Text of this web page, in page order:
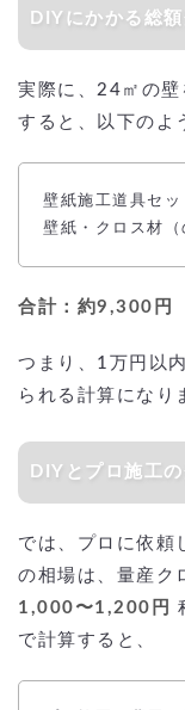
DIYにかかる総
実際に、24㎡の壁
すると、以下のよ
壁紙施工道具セ
壁紙・クロス材
合計：約9,300円
つまり、1万円以
られる計算になり
DIYとプロ施工
では、プロに依頼
の相場は、量産ク
1,000〜1,200円
で計算すると、